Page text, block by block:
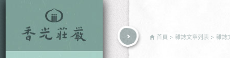
首頁 雜誌文章列表 雜誌